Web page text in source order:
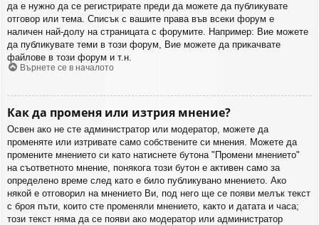
да е нужно да се регистрирате преди да можете да публикувате
отговор или тема. Списък с вашите права във всеки форум е
наличен най-долу на страницата с форумите. Например: Вие можете
да публикувате теми в този форум, Вие можете да прикачвате
файлове в този форум и т.н.
Върнете се в началото
Как да променя или изтрия мнение?
Освен ако не сте администратор или модератор, можете да
променяте или изтривате само собствените си мнения. Можете да
промените мнението си като натиснете бутона "Промени мнението"
на съответното мнение, понякога този бутон е активен само за
определено време след като е било публикувано мнението. Ако
някой е отговорил на мнението Ви, под него ще се появи мелък текст
с броя пъти, които сте променяли мнението, както и датата и часа;
този текст няма да се появи ако модератор или администратор